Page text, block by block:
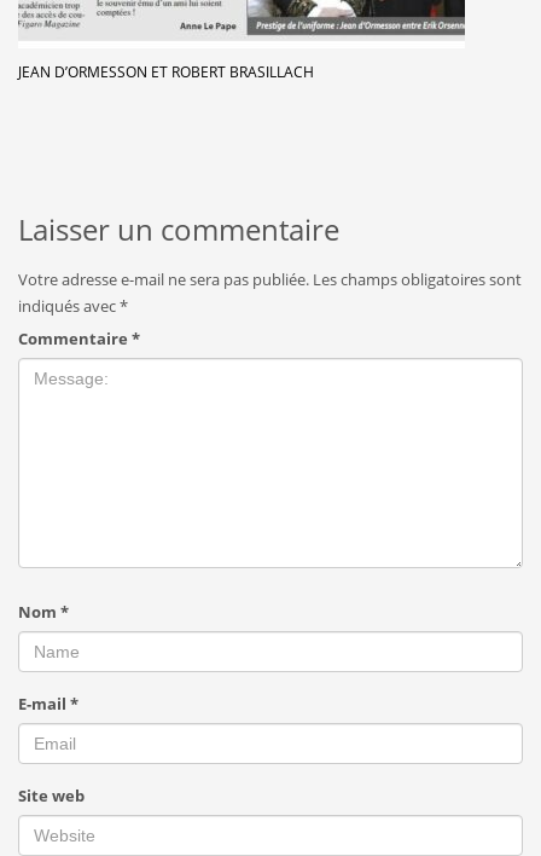
JEAN D’ORMESSON ET ROBERT BRASILLACH
Laisser un commentaire
Votre adresse e-mail ne sera pas publiée. Les champs obligatoires sont
indiqués avec*
Commentaire *
Nom *
E-mail *
Site web